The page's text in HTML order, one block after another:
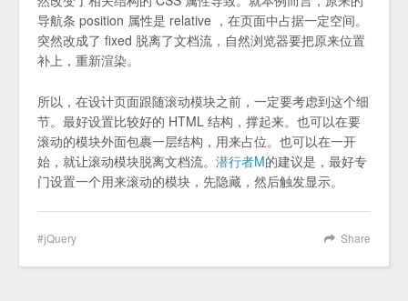
导航条 position 属性是 relative ，在页面中占据一定空间。
突然改成了 fixed 脱离了文档流，自然浏览器要把原来位置
补上，重新渲染。
所以，在设计页面跟随滚动模块之前，一定要考虑到这个细
节。最好设置比较好的 HTML 结构，撑起来。也可以在要
滚动的模块外面包裹一层结构，用来占位。也可以在一开
始，就让滚动模块脱离文档流。 潜行者M的建议是，最好专
门设置一个用来滚动的模块，先隐藏，然后触发显示。
Share
jQuery